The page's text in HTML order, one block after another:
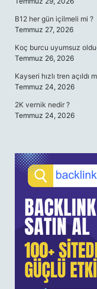
B12 her gün içilmeli mi ?
Temmuz 27, 2026
Koç burcu uyumsuz
Temmuz 26, 2026
Kayseri hızlı tren açıldı
Temmuz 24, 2026
2K vernik nedir ?
Temmuz 24, 2026